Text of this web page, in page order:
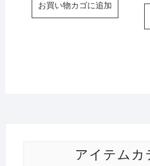
お買い物カゴに追加
アイテムカ